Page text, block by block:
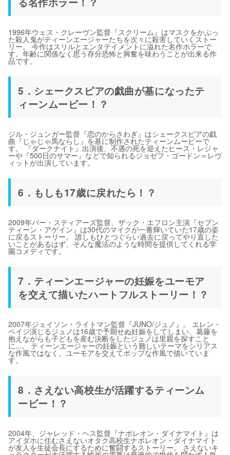
1996年ウェス・クレーヴン監督『スクリーム』はマスクをかぶっ
た殺人鬼がティーンエージャーたちを次々に殺害していくストー
リー。 今作はスリルとエンタテイメントに溢れた名作ホラーで
す。年齢に関係なく思う存分恐怖と興奮を味わうことが出来る作
品です。
5．シェークスピアの戯曲が基になったテ
ィーンムービー！？
ジル・ジュンガー監督『恋のからさわぎ』はシェークスピアの戯
曲『じゃじゃ馬ならし』を基に制作されたティーンムービーで
す。 『ダークナイト』出演後、不遇の死を迎えたヒース・レジャ
ーや『500日のサマー』などで知られるジョゼフ・ゴードン＝レヴ
ィットが出演しています。
6．もしも17歳に戻れたら！？
2009年バー・スティアーズ監督、ザック・エフロン主演『セブン
ティーン・アゲイン』は30代のマイクが一番輝いていた17歳の姿
に戻るストーリー。 誰しもひとつぐらい過去に戻ってやり直した
いことがあるはず、そんな魔法のような時間を提供してくれる学
園コメディです。
7．ティーンエージャーの妊娠をユーモア
を交えて描いたハートフルストーリー！？
2007年ジェイソン・ライトマン監督『JUNO/ジュノ』。 エレン・
ペイジ演じるジュノは16歳で予期せぬ妊娠をしてしまい、葛藤を
抱えながらも子どもを産む決断をしたジュノは里親を探すこと
に...。 ティーンエージャーの妊娠という難しいテーマをシリアス
な作風ではなく、ユーモアを交えてポップな作風で描いていま
す。
8．さえない高校生が活躍するティーンム
ービー！？
2004年、ジャレッド・ヘス監督『ナポレオン・ダイナマイト』は
アイダホに住むさえないオタク高校生ナポレオン・ダイナマイト
が友人を生徒会長にするために奮闘するストーリー。 さえないキ